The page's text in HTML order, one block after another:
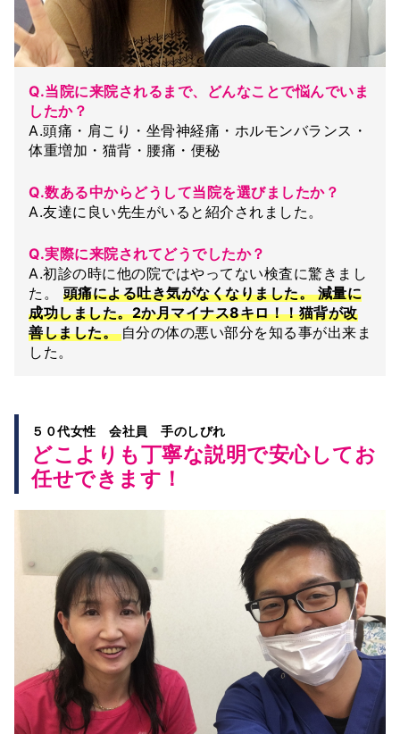
Q.当院に来院されるまで、どんなことで悩んでいま
したか？
A.頭痛・肩こり・坐骨神経痛・ホルモンバランス・
体重増加・猫背・腰痛・便秘
Q.数ある中からどうして当院を選びましたか？
A.友達に良い先生がいると紹介されました。
Q.実際に来院されてどうでしたか？
A.初診の時に他の院ではやってない検査に驚きまし
た。 頭痛による吐き気がなくなりました。 減量に
成功しました。2か月マイナス8キロ！！猫背が改
善しました。自分の体の悪い部分を知る事が出来ま
した。
５０代女性 会社員 手のしびれ
どこよりも丁寧な説明で安心してお
任せできます！